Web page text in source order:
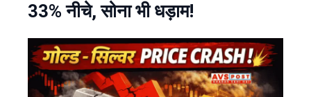
33% नीचे, सोना भी धड़ाम!